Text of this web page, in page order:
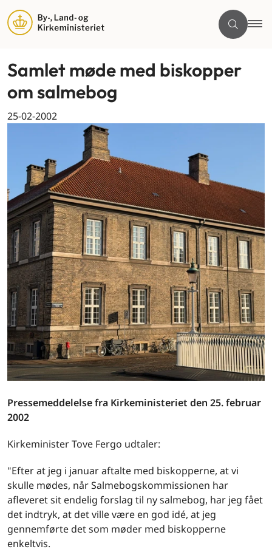
Samlet møde med biskopper
om salmebog
25-02-2002
Pressemeddelelse fra Kirkeministeriet den 25. februar
2002
Kirkeminister Tove Fergo udtaler:
"Efter at jeg i januar aftalte med biskopperne, at vi
skulle mødes, når Salmebogskommissionen har
afleveret sit endelig forslag til ny salmebog, har jeg fået
det indtryk, at det ville være en god idé, at jeg
gennemførte det som møder med biskopperne
enkeltvis.